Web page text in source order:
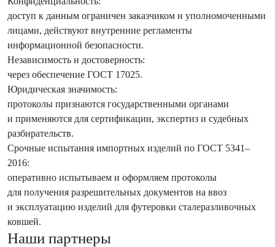
доступ к данным ограничен заказчиком и уполномоченными
лицами, действуют внутренние регламенты
информационной безопасности.
Независимость и достоверность:
через обеспечение ГОСТ 17025.
Юридическая значимость:
протоколы признаются государственными органами
и применяются для сертификации, экспертиз и судебных
разбирательств.
Срочные испытания импортных изделий по ГОСТ 5341–
2016:
оперативно испытываем и оформляем протоколы
для получения разрешительных документов на ввоз
и эксплуатацию изделий для футеровки сталеразливочных
ковшей.
Наши партнеры